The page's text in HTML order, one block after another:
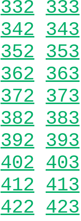
332 333
342 343
352 353
362 363
372 373
382 383
392 393
402 403
412 413
422 423